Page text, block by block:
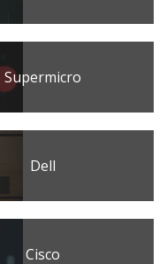
Supermicro
Dell
Cisco